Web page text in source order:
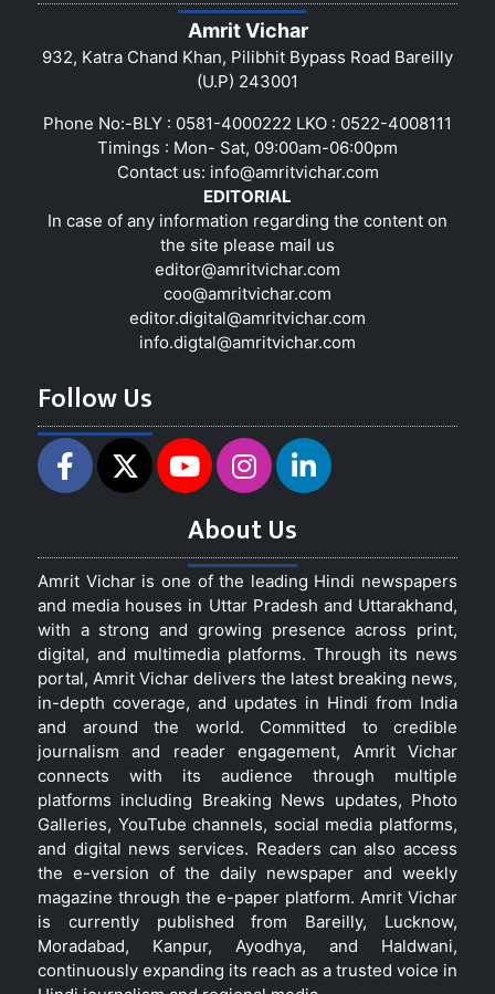
Amrit Vichar
932, Katra Chand Khan, Pilibhit Bypass Road Bareilly
(U.P) 243001
Phone No:-BLY : 0581-4000222 LKO : 0522-4008111
Timings : Mon- Sat, 09:00am-06:00pm
Contact us: info@amritvichar.com
EDITORIAL
In case of any information regarding the content on
the site please mail us
editor@amritvichar.com
coo@amritvichar.com
editor.digital@amritvichar.com
info.digtal@amritvichar.com
Follow Us
About Us
Amrit Vichar is one of the leading Hindi newspapers
and media houses in Uttar Pradesh and Uttarakhand,
with a strong and growing presence across print,
digital, and multimedia platforms. Through its news
portal, Amrit Vichar delivers the latest breaking news,
in-depth coverage, and updates in Hindi from India
and around the world. Committed to credible
journalism and reader engagement, Amrit Vichar
connects with its audience through multiple
platforms including Breaking News updates, Photo
Galleries, YouTube channels, social media platforms,
and digital news services. Readers can also access
the e-version of the daily newspaper and weekly
magazine through the e-paper platform. Amrit Vichar
is currently published from Bareilly, Lucknow,
Moradabad, Kanpur, Ayodhya, and Haldwani,
continuously expanding its reach as a trusted voice in